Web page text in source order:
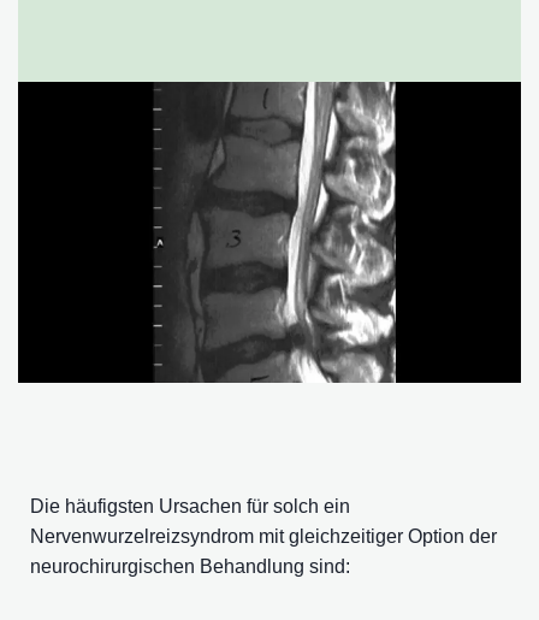
Die häufigsten Ursachen für solch ein
Nervenwurzelreizsyndrom mit gleichzeitiger Option der
neurochirurgischen Behandlung sind: